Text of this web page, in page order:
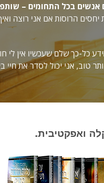
בכל התחומים –
יחסים הרוסות אם אני רוצה
כל-כך שלם שעכשיו אין לי
טוב, אני יכול לסדר את
ואפקטיבית.